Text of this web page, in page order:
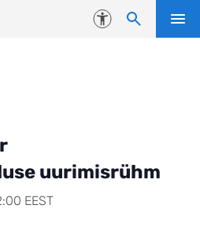
Juurdepääsetavus
uurimisrühm
EEST